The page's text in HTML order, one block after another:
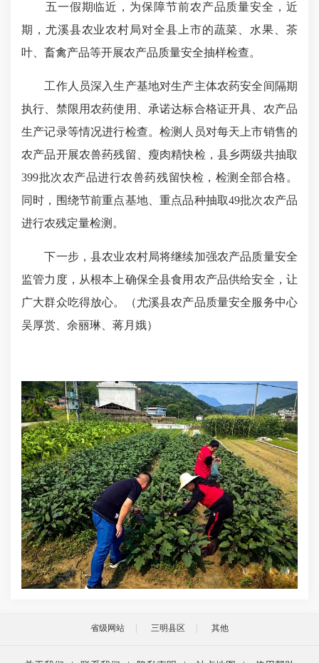
五一假期临近，为保障节前农产品质量安全，近
期，尤溪县农业农村局对全县上市的蔬菜、水果、茶
叶、畜禽产品等开展农产品质量安全抽样检查。
工作人员深入生产基地对生产主体农药安全间隔期
执行、禁限用农药使用、承诺达标合格证开具、农产品
生产记录等情况进行检查。检测人员对每天上市销售的
农产品开展农兽药残留、瘦肉精快检，县乡两级共抽取
399批次农产品进行农兽药残留快检，检测全部合格。
同时，围绕节前重点基地、重点品种抽取49批次农产品
进行农残定量检测。
下一步，县农业农村局将继续加强农产品质量安全
监管力度，从根本上确保全县食用农产品供给安全，让
广大群众吃得放心。（尤溪县农产品质量安全服务中心
吴厚赏、余丽琳、蒋月娥）
省级网站 三明县区 其他